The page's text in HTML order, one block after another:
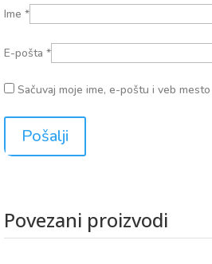
Ime*
E-pošta*
Sačuvaj moje ime, e-poštu i veb
Povezani proizvodi